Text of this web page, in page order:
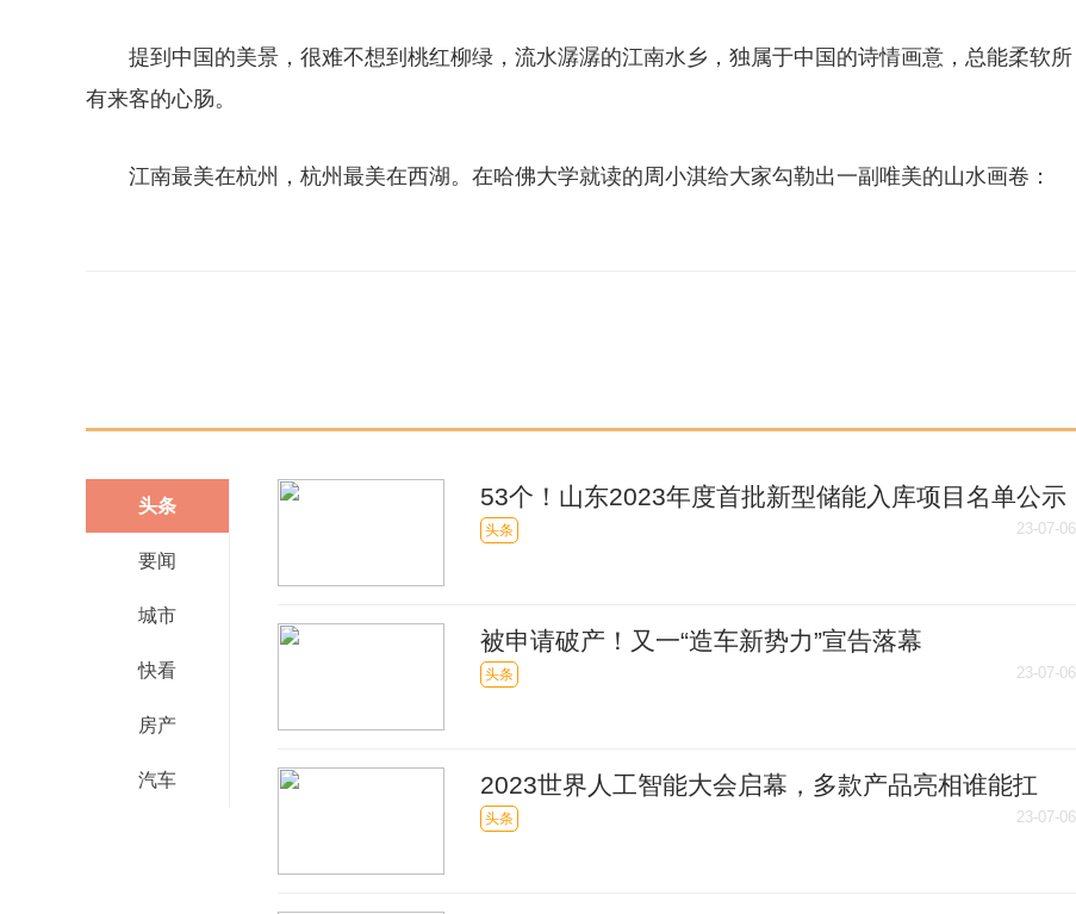
提到中国的美景，很难不想到桃红柳绿，流水潺潺的江南水乡，独属于中国的诗情画意，总能柔软所
有来客的心肠。
江南最美在杭州，杭州最美在西湖。在哈佛大学就读的周小淇给大家勾勒出一副唯美的山水画卷：
头条
要闻
城市
快看
房产
汽车
53个！山东2023年度首批新型储能入库项目名单公示
头条 23-07-06
被申请破产！又一“造车新势力”宣告落幕
头条 23-07-06
2023世界人工智能大会启幕，多款产品亮相谁能扛
鼎“国产大模型”未来？
头条 23-07-06